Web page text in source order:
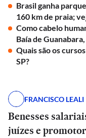
Brasil ganha
160 km de praia;
Como cabelo
Baía de
Quais são os
SP?
FRANCISCO LEALI
Benesses
juízes e